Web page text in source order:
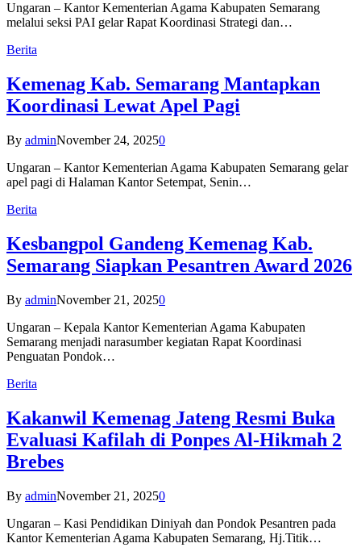
Ungaran – Kantor Kementerian Agama Kabupaten Semarang
melalui seksi PAI gelar Rapat Koordinasi Strategi dan…
Berita
Kemenag Kab. Semarang Mantapkan
Koordinasi Lewat Apel Pagi
By adminNovember 24, 20250
Ungaran – Kantor Kementerian Agama Kabupaten Semarang gelar
apel pagi di Halaman Kantor Setempat, Senin…
Berita
Kesbangpol Gandeng Kemenag Kab.
Semarang Siapkan Pesantren Award 2026
By adminNovember 21, 20250
Ungaran – Kepala Kantor Kementerian Agama Kabupaten
Semarang menjadi narasumber kegiatan Rapat Koordinasi
Penguatan Pondok…
Berita
Kakanwil Kemenag Jateng Resmi Buka
Evaluasi Kafilah di Ponpes Al-Hikmah 2
Brebes
By adminNovember 21, 20250
Ungaran – Kasi Pendidikan Diniyah dan Pondok Pesantren pada
Kantor Kementerian Agama Kabupaten Semarang, Hj.Titik…